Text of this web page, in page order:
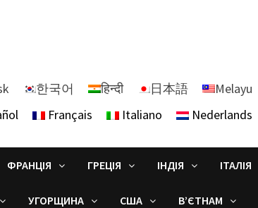
한국어 हिन्दी 日本語 Melayu
Français Italiano Nederlands
ФРАНЦІЯ ГРЕЦІЯ ІНДІЯ ІТАЛІЯ
УГОРЩИНА США В’ЄТНАМ